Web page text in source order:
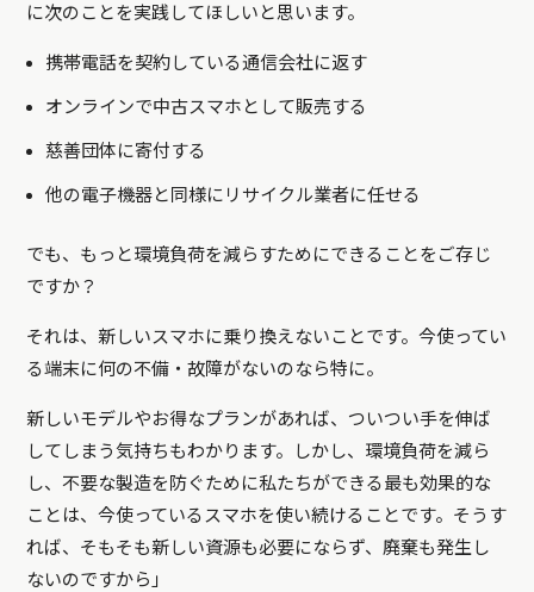
に次のことを実践してほしいと思います。
携帯電話を契約している通信会社に返す
オンラインで中古スマホとして販売する
慈善団体に寄付する
他の電子機器と同様にリサイクル業者に任せる
でも、もっと環境負荷を減らすためにできることをご存じ
ですか？
それは、新しいスマホに乗り換えないことです。今使ってい
る端末に何の不備・故障がないのなら特に。
新しいモデルやお得なプランがあれば、ついつい手を伸ば
してしまう気持ちもわかります。しかし、環境負荷を減ら
し、不要な製造を防ぐために私たちができる最も効果的な
ことは、今使っているスマホを使い続けることです。そうす
れば、そもそも新しい資源も必要にならず、廃棄も発生し
ないのですから」